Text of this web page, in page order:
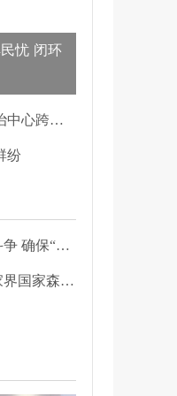
忧 闭环
一栋危房牵动两年维权路 综治中心跨省寻鉴解民忧
纷
扎实开展深化扫黑除恶专项斗争 确保“全年全域平平安安、平平稳稳”——广东召开全省扫黑除恶专项斗争视频
“警察蓝”守护“绝版山水” 张家界国家森林公园景区派出所深化“生态警务”建设